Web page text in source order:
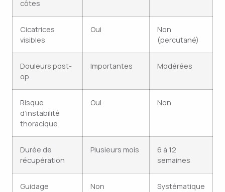
côtes
Cicatrices
visibles
Oui
Non
(percutané)
Douleurs post-
op
Importantes Modérées
Risque
d’instabilité
thoracique
Oui Non
Durée de
récupération
Plusieurs mois
6 à 12
semaines
Guidage Non Systématique